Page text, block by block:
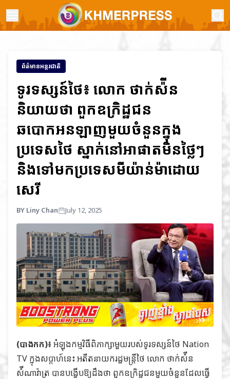
ព័ត៌មានអន្តរជាតិ
ទូរទស្សន៍ថៃ៖ លោក ថាក់ស៉ីន
និយាយថា ពួកឧក្រិដ្ឋជន
ឆបោកអនឡាញមួយចំនួនក្នុង
ប្រទេសថៃ ស្នាក់នៅអាផាតមិនថ្លៃៗ
និងទៅមកប្រទេសមីយ៉ាន់ម៉ាដោយ
សេរី
BY Liny Chan July 12, 2025
(បាងកក)៖ អំឡុងកម្មវិធីពិភាក្សាមួយរបស់ទូរទស្សន៍ថៃ Nation
TV ក្នុងសប្តាហ៍នេះ អតីតនាយករដ្ឋមន្រ្តីថៃ លោក ថាក់ស៉ីន
ស៉ីណាវ៉ាត្រ បានបង្ហើបឱ្យដឹងថា ពួកឧក្រិដ្ឋជនមួយចំនួនដែលធ្វើ